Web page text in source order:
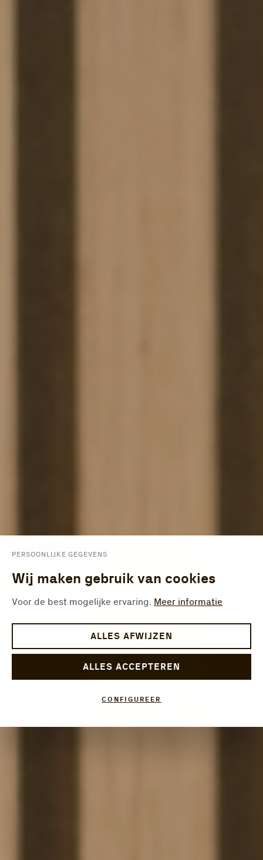
PERSOONLIJKE GEGEVENS
Wij maken gebruik van cookies
Voor de best mogelijke ervaring. Meer informatie
ALLES AFWIJZEN
ALLES ACCEPTEREN
CONFIGUREER